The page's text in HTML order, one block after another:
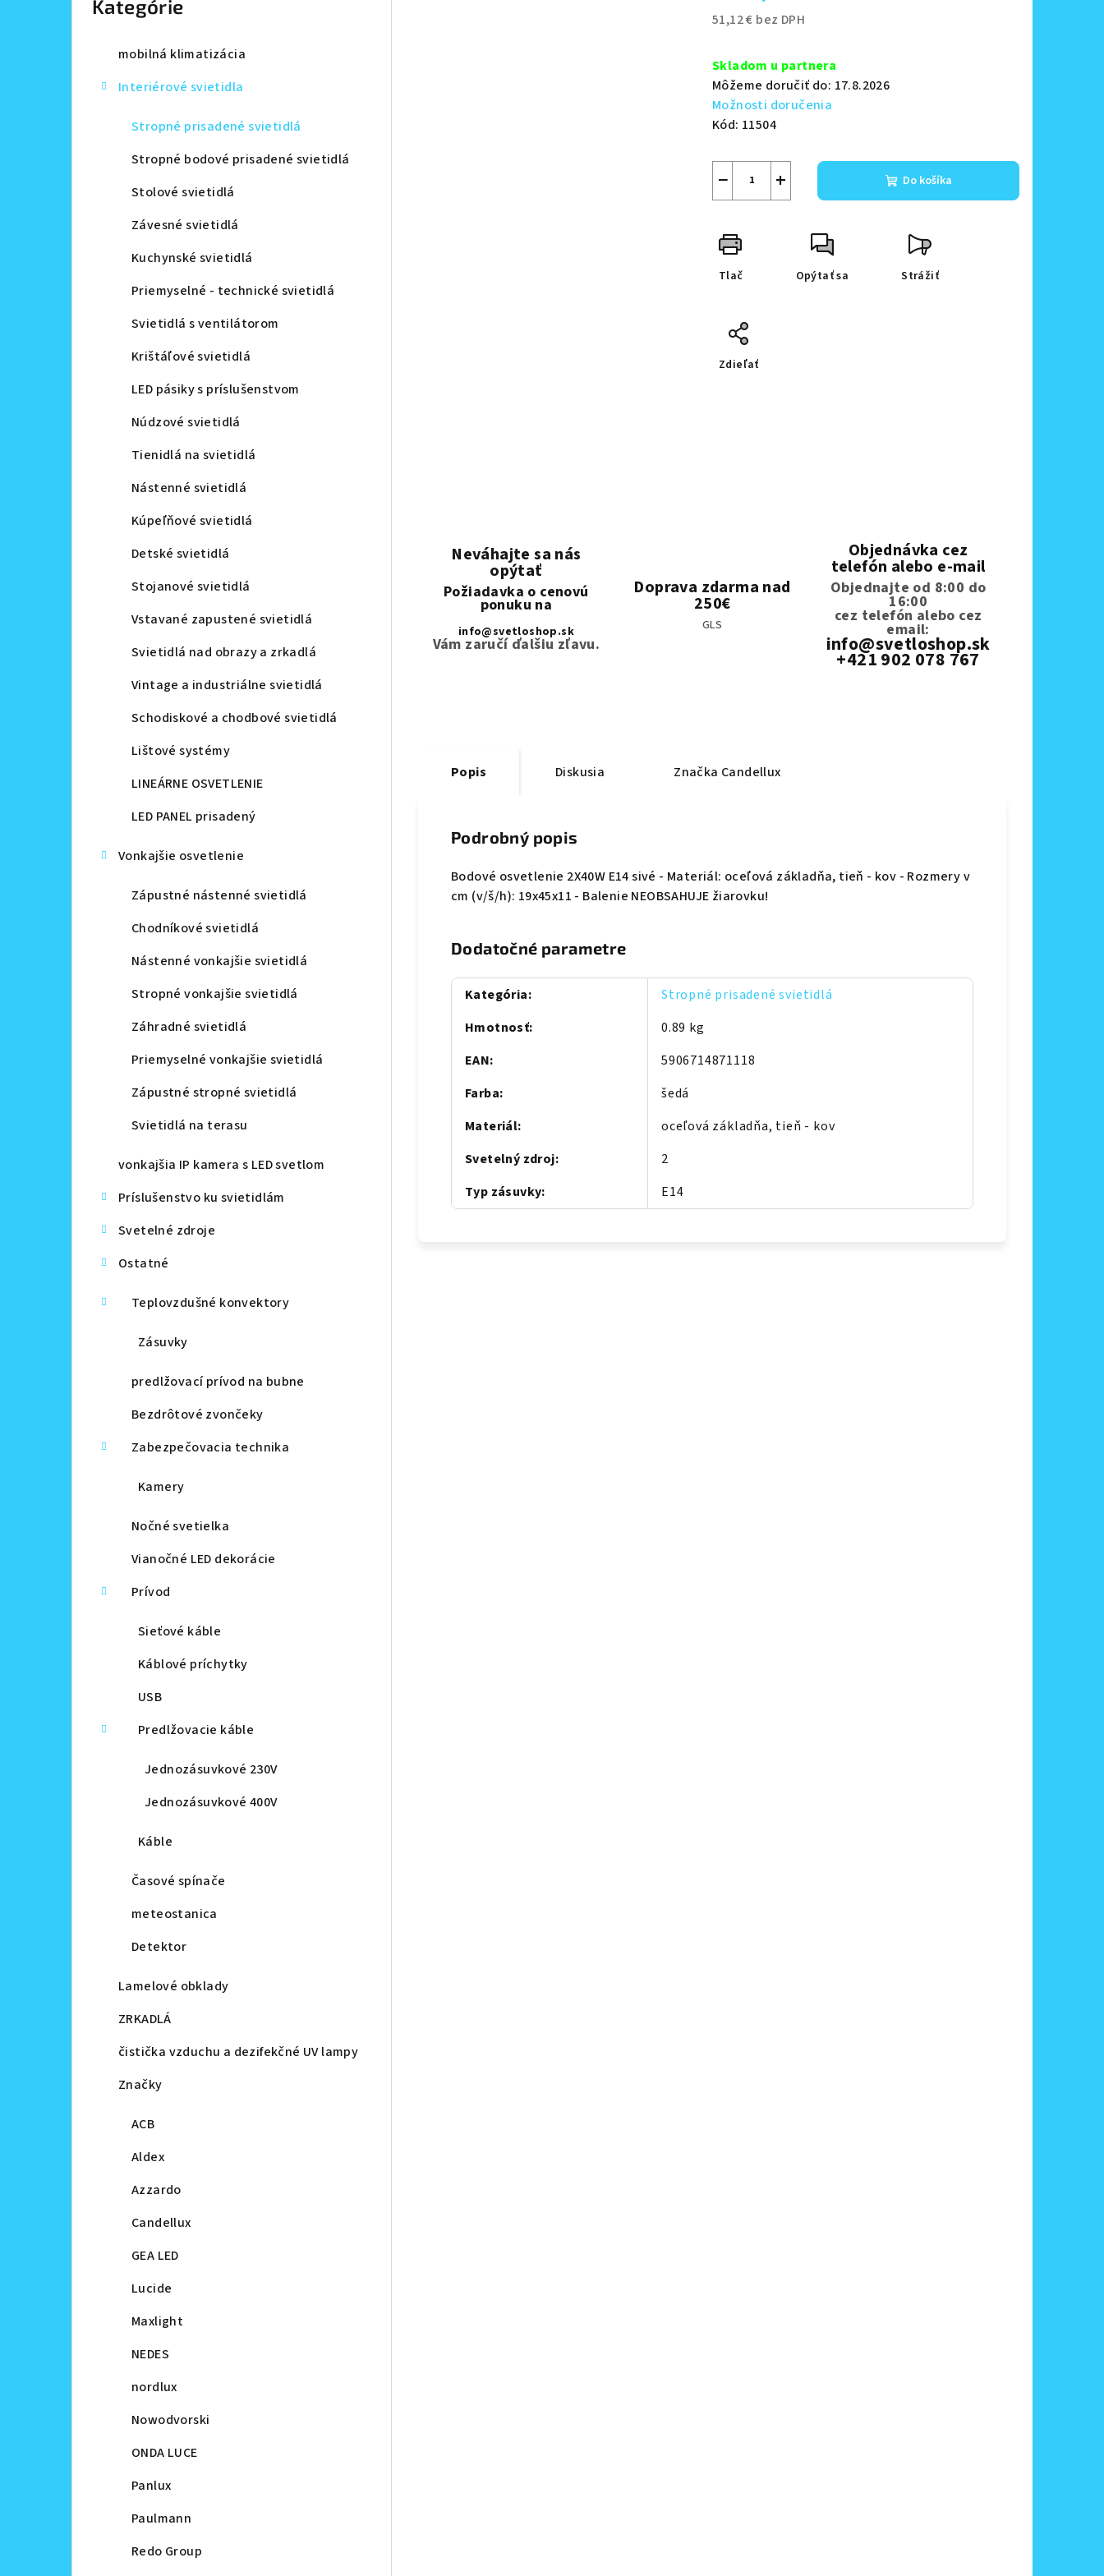
Kategórie
mobilná klimatizácia
Interiérové svietidla
Stropné prisadené svietidlá
Stropné bodové prisadené svietidlá
Stolové svietidlá
Závesné svietidlá
Kuchynské svietidlá
Priemyselné - technické svietidlá
Svietidlá s ventilátorom
Krištáľové svietidlá
LED pásiky s príslušenstvom
Núdzové svietidlá
Tienidlá na svietidlá
Nástenné svietidlá
Kúpeľňové svietidlá
Detské svietidlá
Stojanové svietidlá
Vstavané zapustené svietidlá
Svietidlá nad obrazy a zrkadlá
Vintage a industriálne svietidlá
Schodiskové a chodbové svietidlá
Lištové systémy
LINEÁRNE OSVETLENIE
LED PANEL prisadený
Vonkajšie osvetlenie
Zápustné nástenné svietidlá
Chodníkové svietidlá
Nástenné vonkajšie svietidlá
Stropné vonkajšie svietidlá
Záhradné svietidlá
Priemyselné vonkajšie svietidlá
Zápustné stropné svietidlá
Svietidlá na terasu
vonkajšia IP kamera s LED svetlom
Príslušenstvo ku svietidlám
Svetelné zdroje
Ostatné
Teplovzdušné konvektory
Zásuvky
predlžovací prívod na bubne
Bezdrôtové zvončeky
Zabezpečovacia technika
Kamery
Nočné svetielka
Vianočné LED dekorácie
Prívod
Sieťové káble
Káblové príchytky
USB
Predlžovacie káble
Jednozásuvkové 230V
Jednozásuvkové 400V
Káble
Časové spínače
meteostanica
Detektor
Lamelové obklady
ZRKADLÁ
čistička vzduchu a dezifekčné UV lampy
Značky
ACB
Aldex
Azzardo
Candellux
GEA LED
Lucide
Maxlight
NEDES
nordlux
Nowodvorski
ONDA LUCE
Panlux
Paulmann
Redo Group
z
51,12 € bez DPH
cena:
Skladom u partnera
Môžeme doručiť do: 17.8.2026
Možnosti doručenia
Kód: 11504
+
− Do košíka
Tlač Opýtať sa Strážiť
Zdieľať
Neváhajte sa nás
opýtať
Požiadavka o cenovú
ponuku na
info@svetloshop.sk
Vám zaručí ďalšiu zľavu.
Doprava zdarma nad
250€
GLS
Objednávka cez
telefón alebo e-mail
Objednajte od 8:00 do
16:00
cez telefón alebo cez
email:
info@svetloshop.sk
+421 902 078 767
Popis Diskusia Značka Candellux
Podrobný popis
Bodové osvetlenie 2X40W E14 sivé - Materiál: oceľová základňa, tieň - kov - Rozmery v
cm (v/š/h): 19x45x11 - Balenie NEOBSAHUJE žiarovku!
Dodatočné parametre
Kategória:
Stropné prisadené svietidlá
Hmotnosť:
0.89 kg
EAN:
5906714871118
Farba:
šedá
Materiál:
oceľová základňa, tieň - kov
Svetelný zdroj:
2
Typ zásuvky: E14